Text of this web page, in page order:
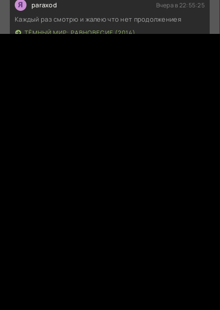
paraxod Вчера в 22:55:25
Каждый раз смотрю и жалею что нет продолжениея
ТЁМНЫЙ МИР: РАВНОВЕСИЕ (2014)